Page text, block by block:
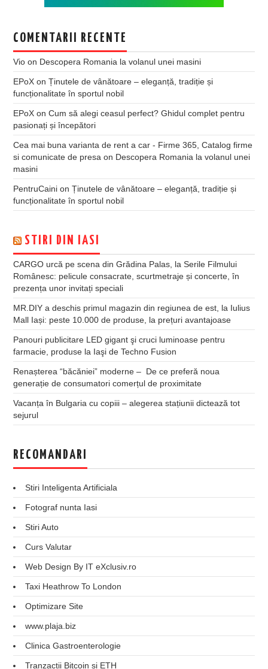
COMENTARII RECENTE
Vio on Descopera Romania la volanul unei masini
EPoX onȚinutele de vânătoare – eleganță, tradiție și
funcționalitate în sportul nobil
EPoX onCum să alegi ceasul perfect? Ghidul complet pentru
pasionați și începători
Cea mai buna varianta de rent a car - Firme 365, Catalog firme
si comunicate de presa on Descopera Romania la volanul unei
masini
PentruCaini onȚinutele de vânătoare – eleganță, tradiție și
funcționalitate în sportul nobil
STIRI DIN IASI
CARGO urcă pe scena din Grădina Palas, la Serile Filmului
Românesc: pelicule consacrate, scurtmetraje și concerte, în
prezența unor invitați speciali
MR.DIY a deschis primul magazin din regiunea de est, la Iulius
Mall Iași: peste 10.000 de produse, la prețuri avantajoase
Panouri publicitare LED gigant şi cruci luminoase pentru
farmacie, produse la Iaşi de Techno Fusion
Renașterea “băcăniei” moderne – De ce preferă noua
generație de consumatori comerțul de proximitate
Vacanța în Bulgaria cu copiii – alegerea stațiunii dictează tot
sejurul
RECOMANDARI
Stiri Inteligenta Artificiala
Fotograf nunta Iasi
Stiri Auto
Curs Valutar
Web Design By IT eXclusiv.ro
Taxi Heathrow To London
Optimizare Site
www.plaja.biz
Clinica Gastroenterologie
Tranzactii Bitcoin si ETH